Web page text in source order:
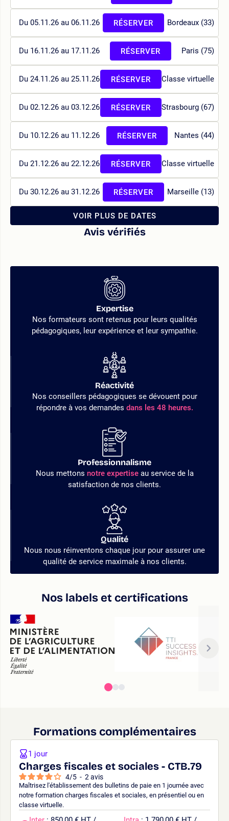
Du 05.11.26 au 06.11.26 Bordeaux (33)
RÉSERVER
Du 16.11.26 au 17.11.26 Paris (75)
RÉSERVER
Du 24.11.26 au 25.11.26 Classe virtuelle
RÉSERVER
Du 02.12.26 au 03.12.26 Strasbourg (67)
RÉSERVER
Du 10.12.26 au 11.12.26 Nantes (44)
RÉSERVER
Du 21.12.26 au 22.12.26 Classe virtuelle
RÉSERVER
Du 30.12.26 au 31.12.26 Marseille (13)
RÉSERVER
VOIR PLUS DE DATES
Avis vérifiés
Expertise
Nos formateurs sont retenus pour leurs qualités
pédagogiques, leur expérience et leur sympathie.
Réactivité
Nos conseillers pédagogiques se dévouent pour
répondre à vos demandes dans les 48 heures.
Professionnalisme
Nous mettons notre expertiseau service de la
satisfaction de nos clients.
Qualité
Nous nous réinventons chaque jour pour assurer une
qualité de service maximale à nos clients.
Nos labels et certifications
Formations complémentaires
Charges fiscales et sociales - CTB.79
4/5 - 2 avis
Maîtrisez l'établissement des bulletins de paie en 1 journée avec
notre formation charges fiscales et sociales, en présentiel ou en
classe virtuelle.
1 jour